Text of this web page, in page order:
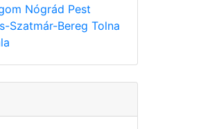
Nógrád Pest
Szatmár-Bereg Tolna